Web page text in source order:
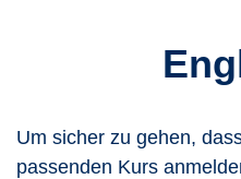
Um sicher zu gehen,
passenden Kurs